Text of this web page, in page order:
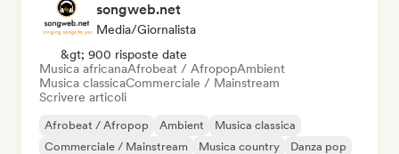
songweb.net
Media/Giornalista
&gt; 900 risposte date
Musica africanaAfrobeat / AfropopAmbient
Musica classicaCommerciale / Mainstream
Scrivere articoli
Afrobeat / Afropop Ambient
Musica classica
Commerciale / Mainstream
Musica country
Danza pop